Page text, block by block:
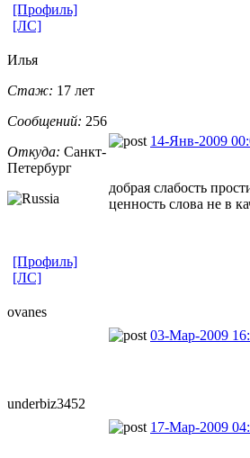
[Профиль]
[ЛС]
Илья
Стаж: 17 лет
Сообщений: 256
Откуда: Санкт-
Петерб​ург
14-Янв-2009
добрая слабость
ценность слова не в
[Профиль]
[ЛС]
ovanes
03-Мар-2009
underbiz3452
17-Мар-2009